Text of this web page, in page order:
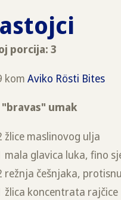
porcija: 3
komAviko Rösti Bites
"bravas" umak
žlice maslinovog ulja
mala glavica luka, fino
režnja češnjaka,
žlica koncentrata rajčice